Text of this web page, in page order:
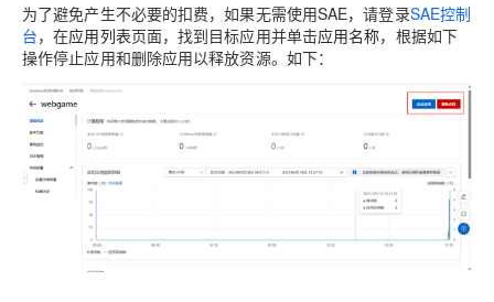
为了避免产生不必要的扣费，如果无需使用SAE，请登录SAE控制
台，在应用列表页面，找到目标应用并单击应用名称，根据如下
操作停止应用和删除应用以释放资源。如下：